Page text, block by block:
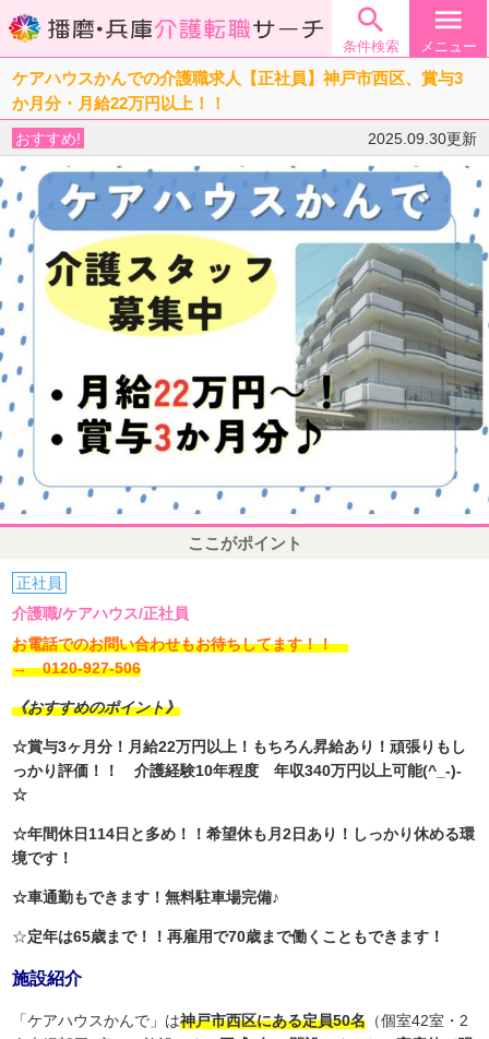

条件検索
menu
メニュー
ケアハウスかんでの介護職求人【正社員】神戸市西区、賞与3
か月分・月給22万円以上！！
おすすめ! 2025.09.30更新
ここがポイント
正社員
介護職/ケアハウス/正社員
お電話でのお問い合わせもお待ちしてます！！
→ 0120-927-506
《おすすめのポイント》
☆賞与3ヶ月分！月給22万円以上！もちろん昇給あり！頑張りもし
っかり評価！！ 介護経験10年程度 年収340万円以上可能(^_-)-
☆
☆年間休日114日と多め！！希望休も月2日あり！しっかり休める環
境です！
☆車通勤もできます！無料駐車場完備♪
☆定年は65歳まで！！再雇用で70歳まで働くこともできます！
施設紹介
「ケアハウスかんで」は神戸市西区にある定員50名 （個室42室・2